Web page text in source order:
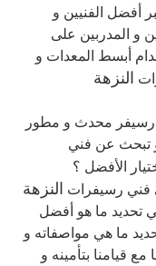
أفضل الفنيين و
و المدربين على
أبسط المعدات و
النزهة
رسيفر محدث و مطور
تبحث عن فني
الأفضل ؟
فني رسيفرات النزهة
تحديد ما هو أفضل
ما هي مواصفاته و
مع قيامنا بتأمينه و